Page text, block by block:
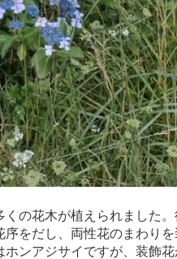
の花木が植えられました
をだし、両性花のまわり
ンアジサイですが、装飾